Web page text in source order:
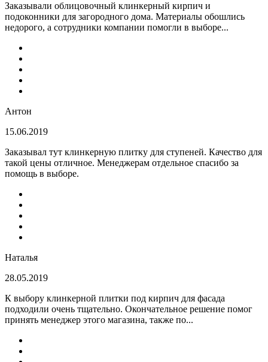
Заказывали облицовочный клинкерный кирпич и
подоконники для загородного дома. Материалы обошлись
недорого, а сотрудники компании помогли в выборе...
Антон
15.06.2019
Заказывал тут клинкерную плитку для ступеней. Качество для
такой цены отличное. Менеджерам отдельное спасибо за
помощь в выборе.
Наталья
28.05.2019
К выбору клинкерной плитки под кирпич для фасада
подходили очень тщательно. Окончательное решение помог
принять менеджер этого магазина, также по...